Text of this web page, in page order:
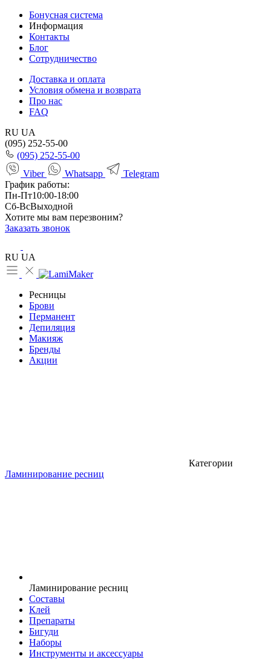
Бонусная система
Информация
Контакты
Блог
Сотрудничество
Доставка и оплата
Условия обмена и возврата
Про нас
FAQ
RU UA
(095) 252-55-00
(095) 252-55-00
Viber
Whatsapp
Telegram
График работы:
Пн-Пт10:00-18:00
Сб-ВсВыходной
Хотите мы вам перезвоним?
Заказать звонок
RU UA
Ресницы
Брови
Перманент
Депиляция
Макияж
Бренды
Акции
Категории
Ламинирование ресниц
Ламинирование ресниц
Составы
Клей
Препараты
Бигуди
Наборы
Инструменты и аксессуары